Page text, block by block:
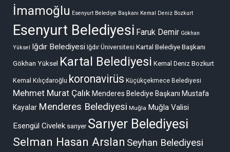
İmamoğlu Esenyurt Belediye Başkanı Kemal Deniz Bozkurt
Esenyurt Belediyesi Faruk Demir Gökhan
Yüksel Iğdır Belediyesi Iğdır Üniversitesi Kartal Belediye Başkanı
Gökhan Yüksel Kartal Belediyesi Kemal Deniz Bozkurt
Kemal Kılıçdaroğlu koronavirüs Küçükçekmece Belediyesi
Mehmet Murat Çalık Menderes Belediye Başkanı Mustafa
Kayalar Menderes Belediyesi Muğla Muğla Valisi
Esengül Civelek sarıyer Sarıyer Belediyesi
Selman Hasan Arslan Seyhan Belediyesi